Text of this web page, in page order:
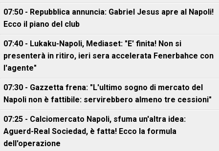
07:50 - Repubblica annuncia: Gabriel Jesus apre al Napoli!
Ecco il piano del club
07:40 - Lukaku-Napoli, Mediaset: "E' finita! Non si
presenterà in ritiro, ieri sera accelerata Fenerbahce con
l'agente"
07:30 - Gazzetta frena: "L'ultimo sogno di mercato del
Napoli non è fattibile: servirebbero almeno tre cessioni"
07:25 - Calciomercato Napoli, sfuma un'altra idea:
Aguerd-Real Sociedad, è fatta! Ecco la formula
dell'operazione